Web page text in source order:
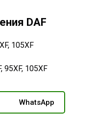
DAF
105XF
105XF
WhatsApp